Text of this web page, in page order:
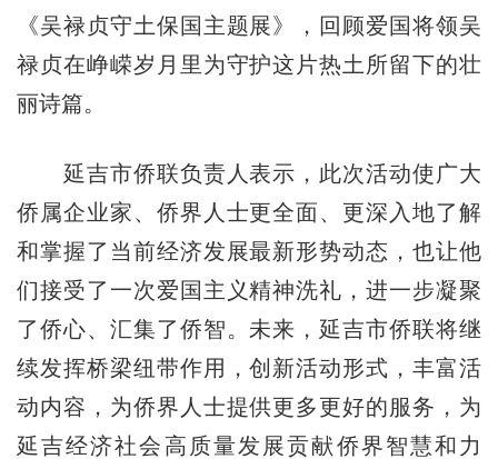
《吴禄贞守土保国主题展》，回顾爱国将领吴
禄贞在峥嵘岁月里为守护这片热土所留下的壮
丽诗篇。
延吉市侨联负责人表示，此次活动使广大
侨属企业家、侨界人士更全面、更深入地了解
和掌握了当前经济发展最新形势动态，也让他
们接受了一次爱国主义精神洗礼，进一步凝聚
了侨心、汇集了侨智。未来，延吉市侨联将继
续发挥桥梁纽带作用，创新活动形式，丰富活
动内容，为侨界人士提供更多更好的服务，为
延吉经济社会高质量发展贡献侨界智慧和力